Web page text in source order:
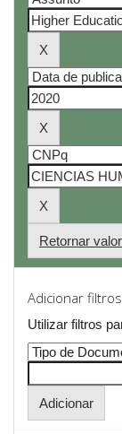
Retornar
Adicionar
Utilizar filtros